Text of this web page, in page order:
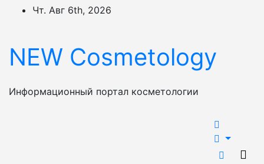
ПерейтиЧт. Авг 6th, 2026
NEW Cosmetology
Информационный портал косметологии